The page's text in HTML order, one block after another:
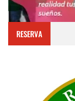
RESERVA